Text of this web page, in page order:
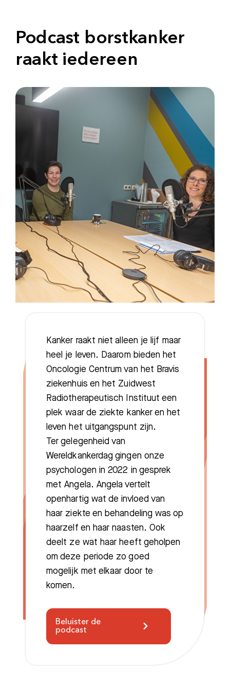
Podcast borstkanker
raakt iedereen
Kanker raakt niet alleen je lijf maar
heel je leven. Daarom bieden het
Oncologie Centrum van het Bravis
ziekenhuis en het Zuidwest
Radiotherapeutisch Instituut een
plek waar de ziekte kanker en het
leven het uitgangspunt zijn.
Ter gelegenheid van
Wereldkankerdag gingen onze
psychologen in 2022 in gesprek
met Angela. Angela vertelt
openhartig wat de invloed van
haar ziekte en behandeling was op
haarzelf en haar naasten. Ook
deelt ze wat haar heeft geholpen
om deze periode zo goed
mogelijk met elkaar door te
komen.
Beluister de
podcast